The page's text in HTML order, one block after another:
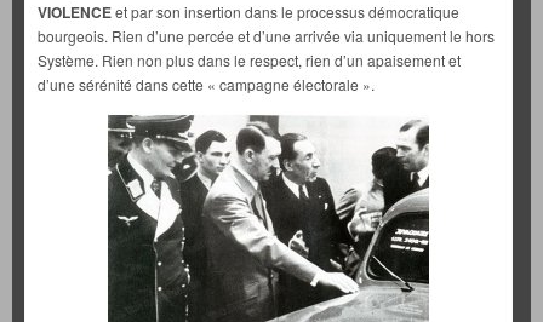
VIOLENCEet par son insertion dans le processus démocratique
bourgeois. Rien d’une percée et d’une arrivée via uniquement le hors
Système. Rien non plus dans le respect, rien d’un apaisement et
d’une sérénité dans cette « campagne électorale ».